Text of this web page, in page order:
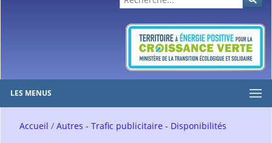
LES MENUS
Accueil Autres - Trafic publicitaire - Disponibilités